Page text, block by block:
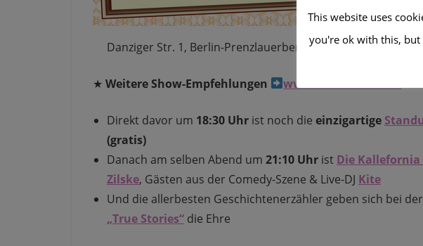
Im
Danziger Str. 1, Berlin-Prenzlauerberg
★ Weitere Show-Empfehlungen www.martinhalla.de
Direkt davor um 18:30 Uhr ist noch die einzigartige
(gratis)
Danach am selben Abend um 21:10 Uhr ist Die Kallefornia
Zilske, Gästen aus der Comedy-Szene & Live-DJ Kite
Und die allerbesten Geschichtenerzähler geben sich bei
„True Stories“ die Ehre
This website uses
you're ok with this,